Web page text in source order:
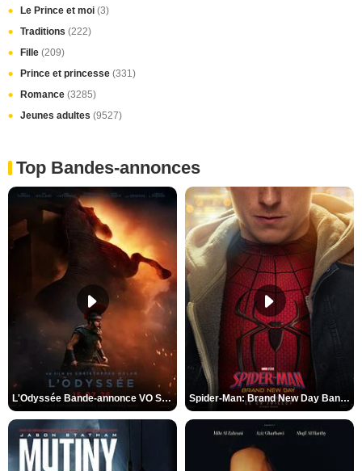
Le Prince et moi (3)
Traditions (222)
Fille (209)
Prince et princesse (331)
Romance (3285)
Jeunes adultes (9527)
Top Bandes-annonces
L'Odyssée Bande-annonce VO STFR Spider-Man: Brand New Day Bande-annonce VO STFR